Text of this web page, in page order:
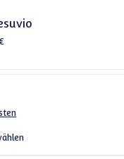
€
Dieses Produkt